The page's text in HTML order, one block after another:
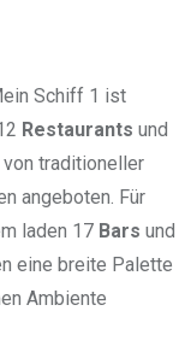
Schiff 1 ist
Restaurants und
traditioneller
angeboten. Für
laden 17 Bars und
eine breite Palette
Ambiente